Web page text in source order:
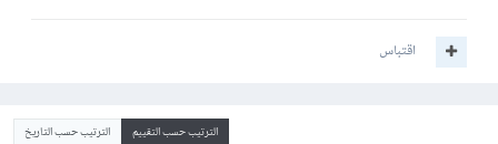
اقتباس
الترتيب حسب التقييم الترتيب حسب التاريخ